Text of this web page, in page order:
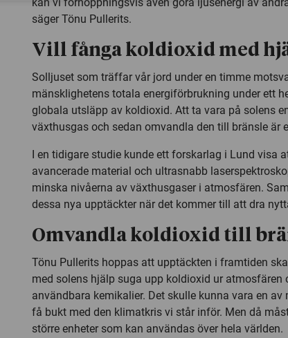
säger Tönu Pullerits.
Vill fånga koldioxid med
Solljuset som träffar vår jord under en timme
mänsklighetens totala energiförbrukning under ett
globala utsläpp av koldioxid. Att ta vara på solens
växthusgas och sedan omvandla den till bränsle är
I en tidigare studie kunde ett forskarlag i Lund visa
avancerade material och ultrasnabb
minska nivåerna av växthusgaser i atmosfären.
dessa nya upptäckter när det kommer till att dra
Omvandla koldioxid till
Tönu Pullerits hoppas att upptäckten i framtiden
med solens hjälp suga upp koldioxid ur atmosfären
användbara kemikalier. Det skulle kunna vara en
få bukt med den klimatkris vi står inför. Men då
större enheter som kan användas över hela världen.